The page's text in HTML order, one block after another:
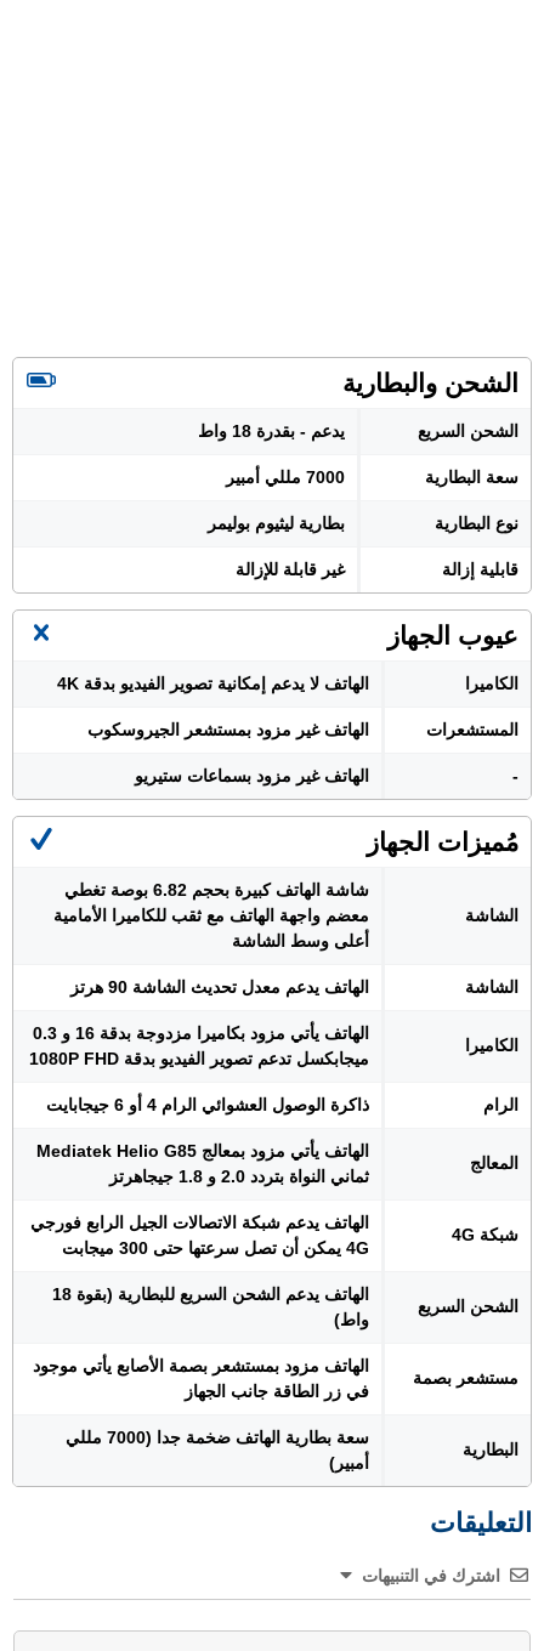
الشحن والبطارية
الشحن السريع يدعم - بقدرة 18 واط
سعة البطارية 7000 مللي أمبير
نوع البطارية بطارية ليثيوم بوليمر
قابلية إزالة غير قابلة للإزالة
عيوب الجهاز
الكاميرا الهاتف لا يدعم إمكانية تصوير الفيديو بدقة 4K
المستشعرات الهاتف غير مزود بمستشعر الجيروسكوب
- الهاتف غير مزود بسماعات ستيريو
مُميزات الجهاز
الشاشة
شاشة الهاتف كبيرة بحجم 6.82 بوصة تغطي
معضم واجهة الهاتف مع ثقب للكاميرا الأمامية
أعلى وسط الشاشة
الشاشة الهاتف يدعم معدل تحديث الشاشة 90 هرتز
الكاميرا
الهاتف يأتي مزود بكاميرا مزدوجة بدقة 16 و 0.3
ميجابكسل تدعم تصوير الفيديو بدقة 1080P FHD
الرام ذاكرة الوصول العشوائي الرام 4 أو 6 جيجابايت
المعالج
الهاتف يأتي مزود بمعالج Mediatek Helio G85
ثماني النواة بتردد 2.0 و 1.8 جيجاهرتز
شبكة 4G
الهاتف يدعم شبكة الاتصالات الجيل الرابع فورجي
4G يمكن أن تصل سرعتها حتى 300 ميجابت
الشحن السريع
الهاتف يدعم الشحن السريع للبطارية (بقوة 18
واط)
مستشعر بصمة
الهاتف مزود بمستشعر بصمة الأصابع يأتي موجود
في زر الطاقة جانب الجهاز
البطارية
سعة بطارية الهاتف ضخمة جدا (7000 مللي
أمبير)
التعليقات
اشترك في التنبيهات